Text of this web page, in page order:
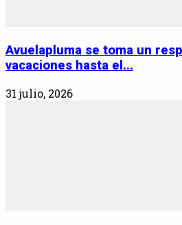
Avuelapluma se toma un
vacaciones hasta el...
31 julio, 2026